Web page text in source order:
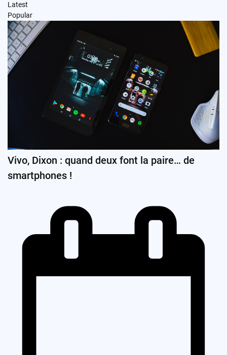
Latest
Popular
Vivo, Dixon : quand deux font la paire… de
smartphones !